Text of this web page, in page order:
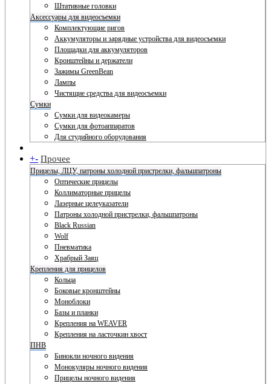
Штативные головки
Аксессуары для видеосъемки
Комплектующие ригов
Аккумуляторы и зарядные устройства для видеосъемки
Площадки для аккумуляторов
Кронштейны и держатели
Зажимы GreenBean
Лампы
Чистящие средства для видеосъемки
Сумки
Сумки для видеокамеры
Сумки для фотоаппаратов
Для студийного оборудования
+- Прочее
Прицелы, ЛЦУ, патроны холодной пристрелки, фальшпатроны
Оптические прицелы
Коллиматорные прицелы
Лазерные целеуказатели
Патроны холодной пристрелки, фальшпатроны
Black Russian
Wolf
Пневматика
Храбрый Заяц
Крепления для прицелов
Кольца
Боковые кронштейны
Моноблоки
Базы и планки
Крепления на WEAVER
Крепления на ласточкин хвост
ПНВ
Бинокли ночного видения
Монокуляры ночного видения
Прицелы ночного видения